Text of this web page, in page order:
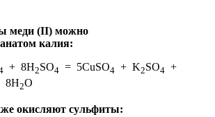
меди (II) можно
калия:
+ 8H2SO4 = 5CuSO4 + K2SO4 +
8H2O
окисляют сульфиты: